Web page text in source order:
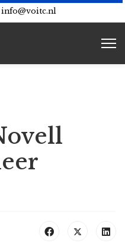
info@voitc.nl